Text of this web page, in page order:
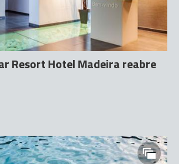
Resort Hotel Madeira reabre